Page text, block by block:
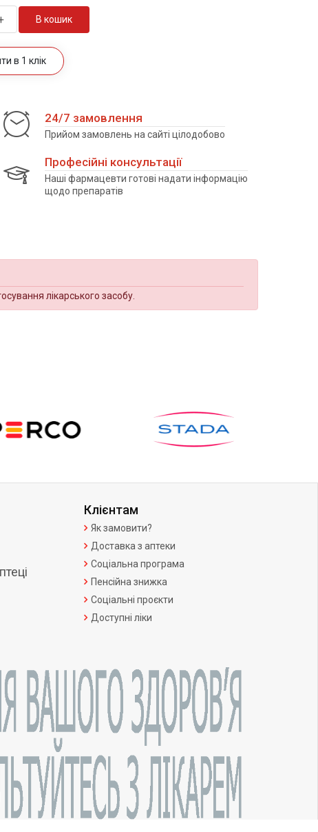
В кошик
в 1 клік
24/7 замовлення
Прийом замовлень на сайті цілодобово
Професійні консультації
Наші фармацевти готові надати інформацію
щодо препаратів
лікарського засобу.
Клієнтам
Як замовити?
Доставка з аптеки
Соціальна програма
Пенсійна знижка
Соціальні проєкти
Доступні ліки